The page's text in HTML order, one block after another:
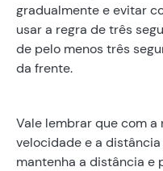
gradualmente e evitar
usar a regra de três
de pelo menos três
da frente.
Vale lembrar que com
velocidade e a
mantenha a distância e